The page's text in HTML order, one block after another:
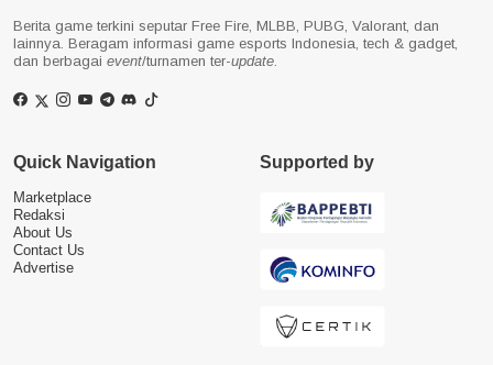
Berita game terkini seputar Free Fire, MLBB, PUBG, Valorant, dan
lainnya. Beragam informasi game esports Indonesia, tech & gadget,
dan berbagai event/turnamen ter-update.
Quick Navigation
Marketplace
Redaksi
About Us
Contact Us
Advertise
Supported by